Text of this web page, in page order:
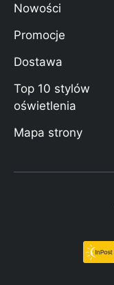
Nowości
Promocje
Dostawa
Top 10 stylów
oświetlenia
Mapa strony